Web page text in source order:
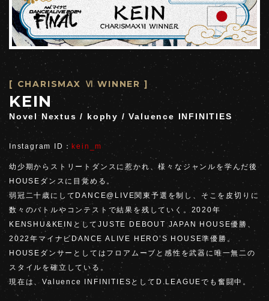
[ CHARISMAX Ⅵ WINNER ]
KEIN
Novel Nextus / kophy / Valuence INFINITIES
Instagram ID： kein_m
幼少期からストリートダンスに惹かれ、様々なジャンルを学んだ後
HOUSEダンスに目覚める。
弱冠二十歳にしてDANCE@LIVE関東予選を制し、そこを皮切りに
数々のバトルやコンテストで結果を残していく。2020年
KENSHU&KEINとしてJUSTE DEBOUT JAPAN HOUSE優勝、
2022年マイナビDANCE ALIVE HERO’S HOUSE準優勝。
HOUSEダンサーとしてはフロアムーブと感性を武器に唯一無二の
スタイルを確立している。
現在は、Valuence INFINITIESとしてD.LEAGUEでも奮闘中。